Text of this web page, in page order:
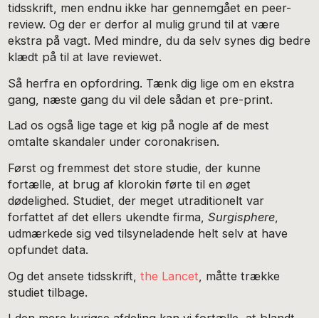
tidsskrift, men endnu ikke har gennemgået en peer-
review. Og der er derfor al mulig grund til at være
ekstra på vagt. Med mindre, du da selv synes dig bedre
klædt på til at lave reviewet.
Så herfra en opfordring. Tænk dig lige om en ekstra
gang, næste gang du vil dele sådan et pre-print.
Lad os også lige tage et kig på nogle af de mest
omtalte skandaler under coronakrisen.
Først og fremmest det store studie, der kunne
fortælle, at brug af klorokin førte til en øget
dødelighed. Studiet, der meget utraditionelt var
forfattet af det ellers ukendte firma,Surgisphere
udmærkede sig ved tilsyneladende helt selv at have
opfundet data.
Og det ansete tidsskrift,the Lancet , måtte trække
studiet tilbage.